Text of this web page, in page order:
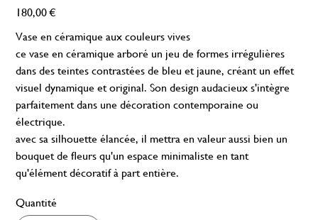
Prix
180,00 €
Vase en céramique aux couleurs vives
ce vase en céramique arboré un jeu de formes irrégulières
dans des teintes contrastées de bleu et jaune, créant un effet
visuel dynamique et original. Son design audacieux s'intègre
parfaitement dans une décoration contemporaine ou
électrique.
avec sa silhouette élancée, il mettra en valeur aussi bien un
bouquet de fleurs qu'un espace minimaliste en tant
qu'élément décoratif à part entière.
Quantité